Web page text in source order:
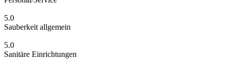
5.0
Sauberkeit allgemein
5.0
Sanitäre Einrichtungen